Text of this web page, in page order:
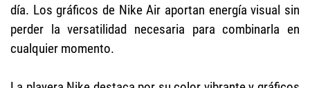
día. Los gráficos de Nike Air aportan energía visual sin
perder la versatilidad necesaria para combinarla en
cualquier momento.